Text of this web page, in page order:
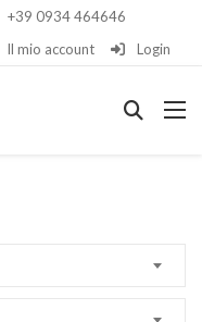
+39 0934 464646
Il mio account Login